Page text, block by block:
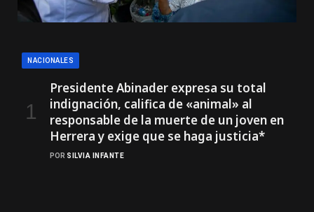
NACIONALES
Presidente Abinader expresa su total
indignación, califica de «animal» al
responsable de la muerte de un joven en
Herrera y exige que se haga justicia*
POR SILVIA INFANTE